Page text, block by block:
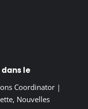
le
Coordinator|
, Nouvelles